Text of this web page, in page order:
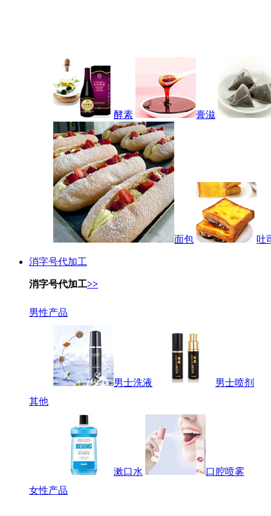
酵素 膏滋
面包 吐
消字号代加工
消字号代加工>>
男性产品
男士洗液
男士喷剂
其他
漱口水
口腔喷雾
女性产品